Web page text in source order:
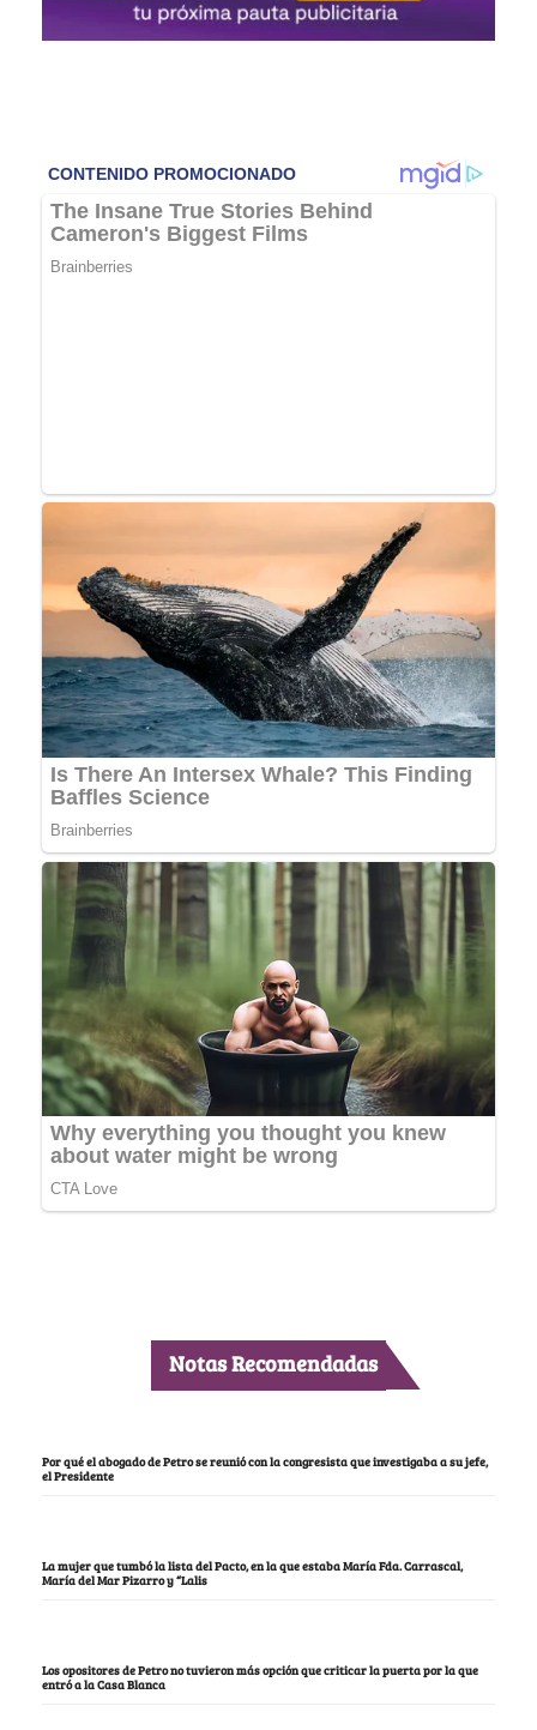
Notas Recomendadas
Por qué el abogado de Petro se reunió con la congresista que investigaba a su jefe,
el Presidente
La mujer que tumbó la lista del Pacto, en la que estaba María Fda. Carrascal,
María del Mar Pizarro y “Lalis
Los opositores de Petro no tuvieron más opción que criticar la puerta por la que
entró a la Casa Blanca